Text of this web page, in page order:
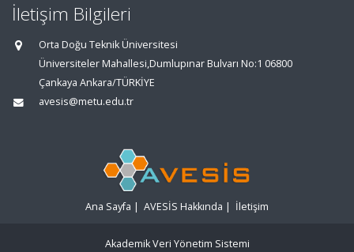
İletişim Bilgileri
Orta Doğu Teknik Üniversitesi
Üniversiteler Mahallesi,Dumlupınar Bulvarı No:1 06800
Çankaya Ankara/TÜRKİYE
avesis@metu.edu.tr
Ana Sayfa | AVESİS Hakkında | İletişim
Akademik Veri Yönetim Sistemi